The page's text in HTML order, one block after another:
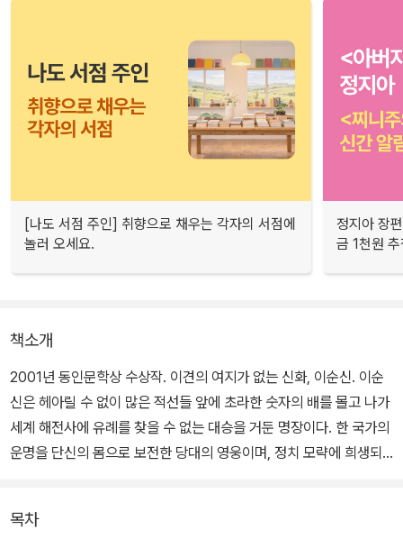
[나도 서점 주인] 취향으로 채우는 각자의 서점에
놀러 오세요.
정지아 장
금 1천원
책소개
2001년 동인문학상 수상작. 이견의 여지가 없는 신화, 이순신. 이순
신은 헤아릴 수 없이 많은 적선들 앞에 초라한 숫자의 배를 몰고 나가
세계 해전사에 유례를 찾을 수 없는 대승을 거둔 명장이다. 한 국가의
운명을 단신의 몸으로 보전한 당대의 영웅이며, 정치 모략에 희생되
이순신에 관한 많은 이야기들이 전해진다. 그러나 그 속에는 이순신
목차